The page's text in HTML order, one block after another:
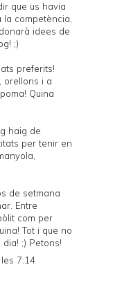
que us havia
la competència,
idees de
;)
preferits!
orellons i a
Quina
haig de
per tenir en
de setmana
Entre
com per
Tot i que no
;) Petons!
7:14